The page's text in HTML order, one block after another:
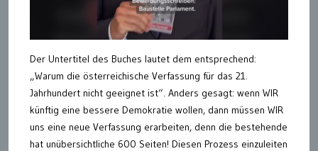
Der Untertitel des Buches lautet dem entsprechend:
„Warum die österreichische Verfassung für das 21.
Jahrhundert nicht geeignet ist“. Anders gesagt: wenn WIR
künftig eine bessere Demokratie wollen, dann müssen WIR
uns eine neue Verfassung erarbeiten, denn die bestehende
hat unübersichtliche 600 Seiten! Diesen Prozess einzuleiten